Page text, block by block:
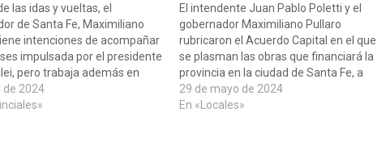
las idas y vueltas, el
de Santa Fe, Maximiliano
intenciones de acompañar
impulsada por el presidente
pero trabaja además en
pedidos a ser incluidos en el
Si bien aún desconoce
de 2024
El intendente Juan Pablo Poletti y el
gobernador Maximiliano Pullaro
rubricaron el Acuerdo Capital en el que
se plasman las obras que financiará la
provincia en la ciudad de Santa Fe, a
partir de un compromiso que ambos
aceptaron antes de asumir sus cargos.
29 de mayo de 2024
En «Locales»